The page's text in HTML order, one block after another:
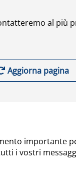
al più
Aggiorna pagina
importante
i vostri